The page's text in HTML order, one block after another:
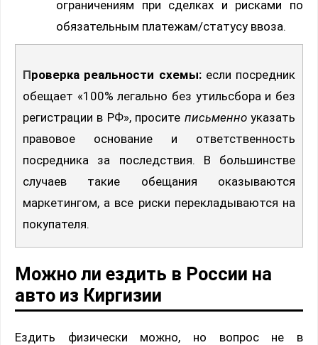
ограничениям при сделках и рисками по
обязательным платежам/статусу ввоза.
Проверка реальности схемы:если посредник
обещает «100% легально без утильсбора и без
регистрации в РФ», просите письменноуказать
правовое основание и ответственность
посредника за последствия. В большинстве
случаев такие обещания оказываются
маркетингом, а все риски перекладываются на
покупателя.
Можно ли ездить в России на
авто из Киргизии
Ездить физически можно, но вопрос не в